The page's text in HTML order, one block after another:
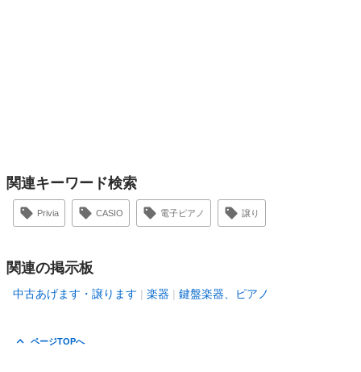
関連キーワード検索
Privia CASIO 電子ピアノ 譲り
関連の掲示板
中古あげます・譲ります 楽器 鍵盤楽器、ピアノ
ページTOPへ